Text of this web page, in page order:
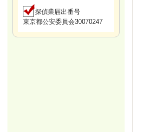
探偵業届出番号
東京都公安委員会30070247